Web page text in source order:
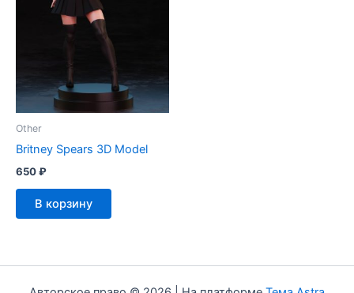
Other
Britney Spears 3D Model
650₽
В корзину